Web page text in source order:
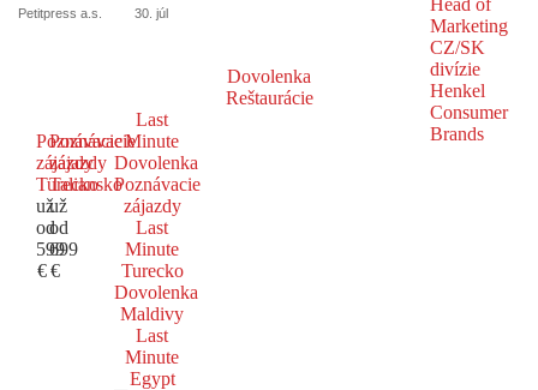
Petitpress a.s. 30. júl
Dovolenka
Reštaurácie
Poznávacie
zájazdy
Turecko
už
od
599
€
Poznávacie
zájazdy
Taliansko
už
od
699
€
Last
Minute
Dovolenka
Poznávacie
zájazdy
Last
Minute
Turecko
Dovolenka
Maldivy
Last
Minute
Egypt